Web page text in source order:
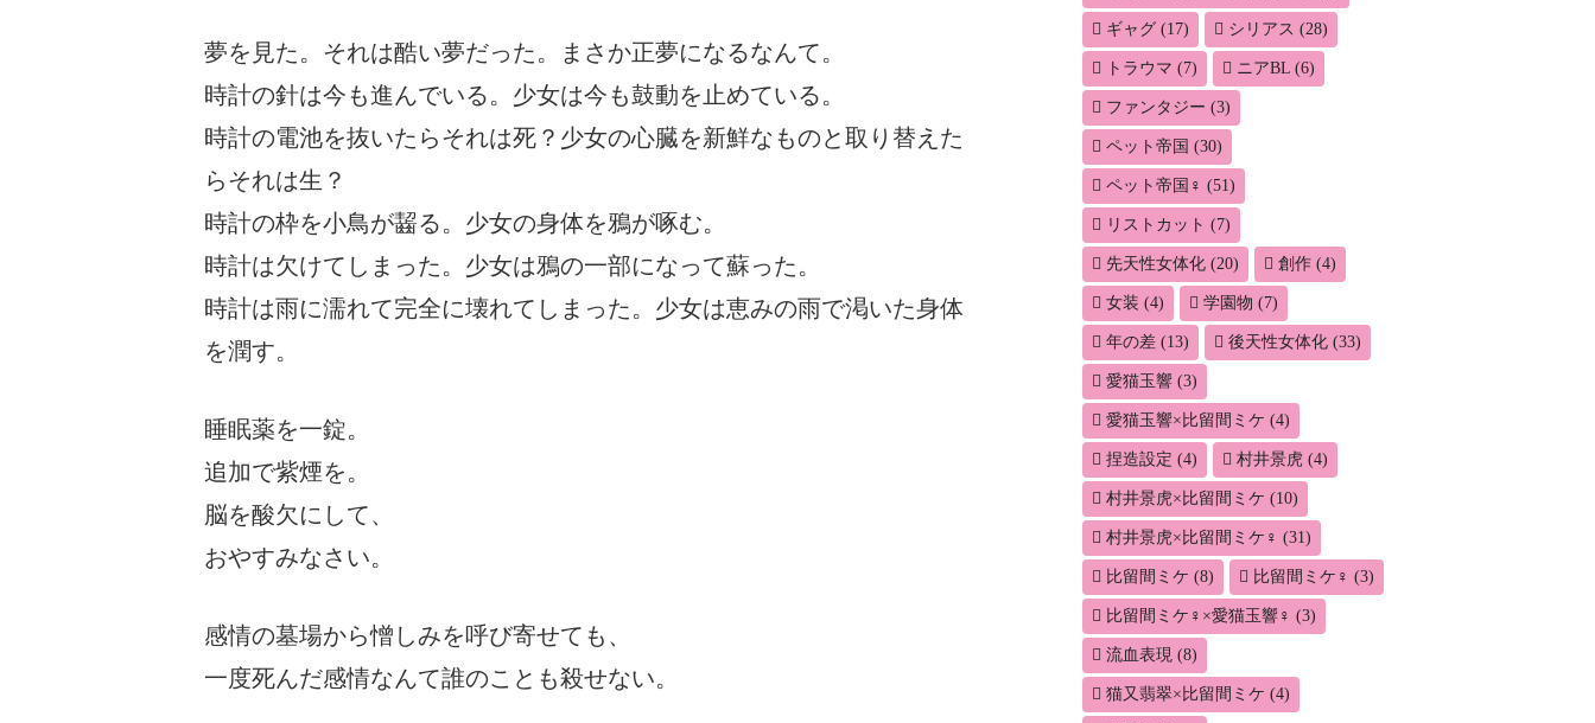
夢を見た。それは酷い夢だった。まさか正夢になるなんて。
時計の針は今も進んでいる。少女は今も鼓動を止めている。
時計の電池を抜いたらそれは死？少女の心臓を新鮮なものと取り替えた
らそれは生？
時計の枠を小鳥が齧る。少女の身体を鴉が啄む。
時計は欠けてしまった。少女は鴉の一部になって蘇った。
時計は雨に濡れて完全に壊れてしまった。少女は恵みの雨で渇いた身体
を潤す。
睡眠薬を一錠。
追加で紫煙を。
脳を酸欠にして、
おやすみなさい。
感情の墓場から憎しみを呼び寄せても、
一度死んだ感情なんて誰のことも殺せない。
ギャグ (17) シリアス (28)
トラウマ (7) ニアBL (6)
ファンタジー (3)
ペット帝国 (30)
ペット帝国♀ (51)
リストカット (7)
先天性女体化 (20) 創作 (4)
女装 (4) 学園物 (7)
年の差 (13) 後天性女体化 (33)
愛猫玉響 (3)
愛猫玉響×比留間ミケ (4)
捏造設定 (4) 村井景虎 (4)
村井景虎×比留間ミケ (10)
村井景虎×比留間ミケ♀ (31)
比留間ミケ (8) 比留間ミケ♀ (3)
比留間ミケ♀×愛猫玉響♀ (3)
流血表現 (8)
猫又翡翠×比留間ミケ (4)